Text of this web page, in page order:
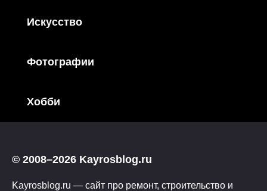
Искусство
Фотографии
Хобби
© 2008–2026 Kayrosblog.ru
Kayrosblog.ru — сайт про ремонт, строительство и